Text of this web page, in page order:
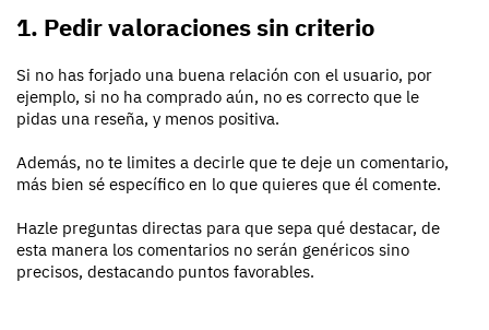
1. Pedir valoraciones sin criterio
Si no has forjado una buena relación con el usuario, por
ejemplo, si no ha comprado aún, no es correcto que le
pidas una reseña, y menos positiva.
Además, no te limites a decirle que te deje un comentario,
más bien sé específico en lo que quieres que él comente.
Hazle preguntas directas para que sepa qué destacar, de
esta manera los comentarios no serán genéricos sino
precisos, destacando puntos favorables.